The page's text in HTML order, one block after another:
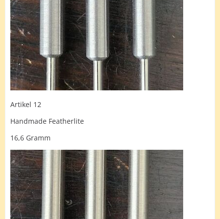
Artikel 12
Handmade Featherlite
16,6 Gramm